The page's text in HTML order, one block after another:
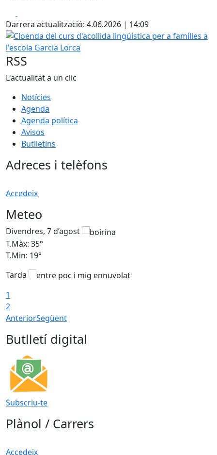
Darrera actualització: 4.06.2026 | 14:09
Cloenda del curs d'acollida lingüística per a famílies a
RSS
L'actualitat a un clic
Notícies
Agenda
Agenda política
Avisos
Butlletins
Adreces i telèfons
Accedeix
Meteo
Divendres, 7 d’agost
T.Màx: 35°
T.Min: 19°
Tarda
1
2
AnteriorSegüent
Butlletí digital
Subscriu-te
Plànol / Carrers
Accedeix